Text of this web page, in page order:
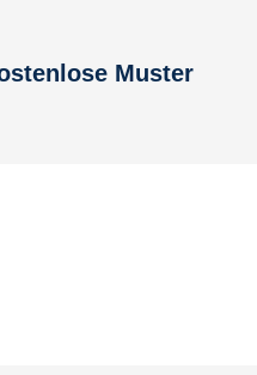
Muster